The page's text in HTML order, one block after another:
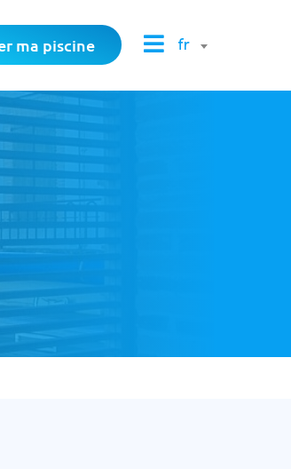
ma piscine fr